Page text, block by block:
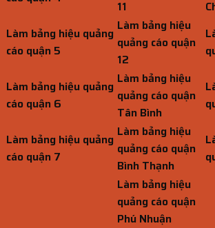
11
Làm bảng hiệu quảng
cáo quận 5
Làm bảng hiệu
quảng cáo quận
12
Làm bảng hiệu quảng
cáo quận 6
Làm bảng hiệu
quảng cáo quận
Tân Bình
Làm bảng hiệu quảng
cáo quận 7
Làm bảng hiệu
quảng cáo quận
Bình Thạnh
Làm bảng hiệu
quảng cáo quận
Phú Nhuận